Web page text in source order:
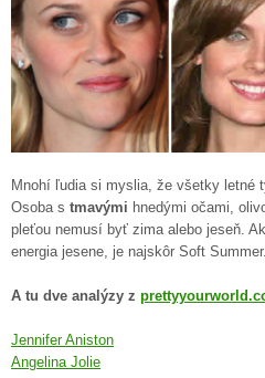
Mnohí ľudia si myslia, že všetky letné
Osoba s tmavými hnedými očami,
pleťou nemusí byť zima alebo jeseň.
energia jesene, je najskôr Soft Summer.
A tu dve analýzy z
Jennifer Aniston
Angelina Jolie